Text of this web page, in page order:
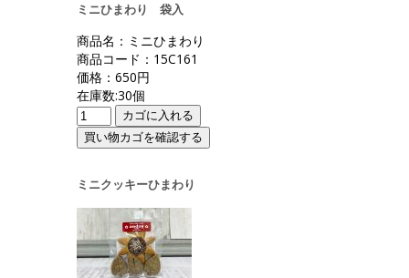
ミニひまわり 袋入
商品名：ミニひまわり
商品コード：15C161
価格：650円
在庫数:30個
ミニクッキーひまわり